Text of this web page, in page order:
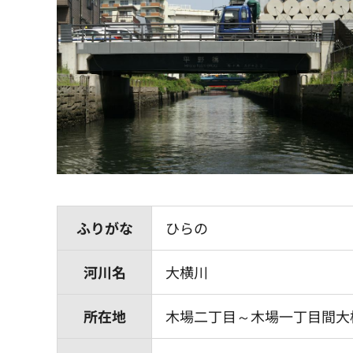
ふりがな ひらの
河川名 大横川
所在地 木場二丁目～木場一丁目間